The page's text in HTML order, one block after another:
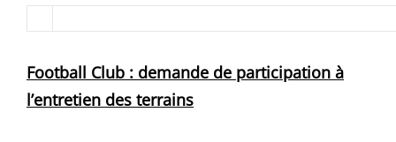
Football Club : demande de participation à
l’entretien des terrains